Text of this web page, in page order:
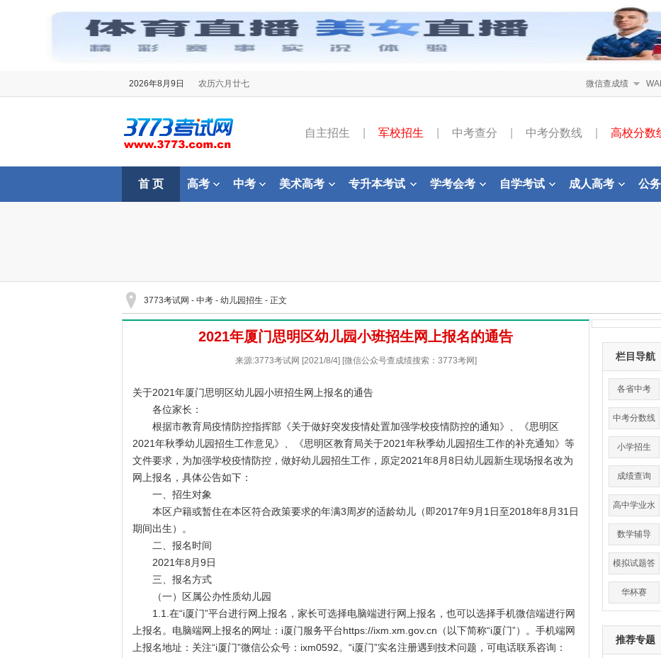
2026年8月9日 农历六月廿七 微信查成绩
自主招生 军校招生 中考查分 中考分数线 高校分数
首 页 高考 中考 美术高考 专升本考试 学考会考 自学考试 成人高考 公
3773考试网 - 中考 - 幼儿园招生 - 正文
2021年厦门思明区幼儿园小班招生网上报名的通告
来源:3773考试网 [2021/8/4] [微信公众号查成绩搜索：3773考网]
关于2021年厦门思明区幼儿园小班招生网上报名的通告
各位家长：
根据市教育局疫情防控指挥部《关于做好突发疫情处置加强学校疫情防控的通知》、《思明区
2021年秋季幼儿园招生工作意见》、《思明区教育局关于2021年秋季幼儿园招生工作的补充通知》等
文件要求，为加强学校疫情防控，做好幼儿园招生工作，原定2021年8月8日幼儿园新生现场报名改为
网上报名，具体公告如下：
一、招生对象
本区户籍或暂住在本区符合政策要求的年满3周岁的适龄幼儿（即2017年9月1日至2018年8月31日
期间出生）。
二、报名时间
2021年8月9日
三、报名方式
（一）区属公办性质幼儿园
1.1.在“i厦门”平台进行网上报名，家长可选择电脑端进行网上报名，也可以选择手机微信端进行网
上报名。电脑端网上报名的网址：i厦门服务平台https://ixm.xm.gov.cn （以下简称“i厦门”）。手机端网
上报名地址：关注“i厦门”微信公众号：ixm0592。“i厦门”实名注册遇到技术问题，可电话联系咨询：
栏目导航
各省中考
中考分数线
小学招生
成绩查询
高中学业水
平考试
数学辅导
模拟试题答
案
华杯赛
推荐专题